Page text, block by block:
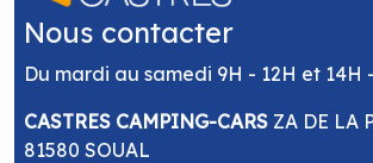
Nous contacter
Du mardi au samedi 9H - 12H et 14H
CASTRES CAMPING-CARS ZA DE LA
81580 SOUAL